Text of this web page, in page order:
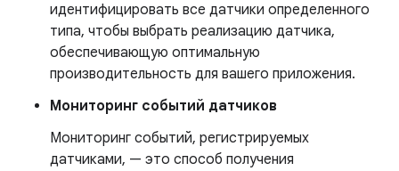
идентифицировать все датчики определенного
типа, чтобы выбрать реализацию датчика,
обеспечивающую оптимальную
производительность для вашего приложения.
Мониторинг событий датчиков
Мониторинг событий, регистрируемых
датчиками, — это способ получения